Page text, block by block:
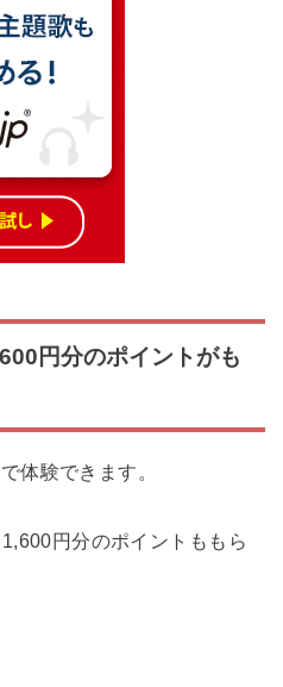
円分のポイントがも
体験できます。
円分のポイントももら